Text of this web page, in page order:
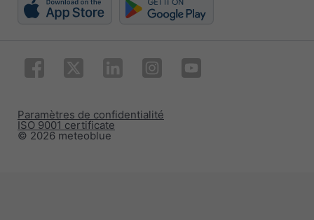
© 2026 meteoblue
ISO 9001 certificate
Paramètres de confidentialité